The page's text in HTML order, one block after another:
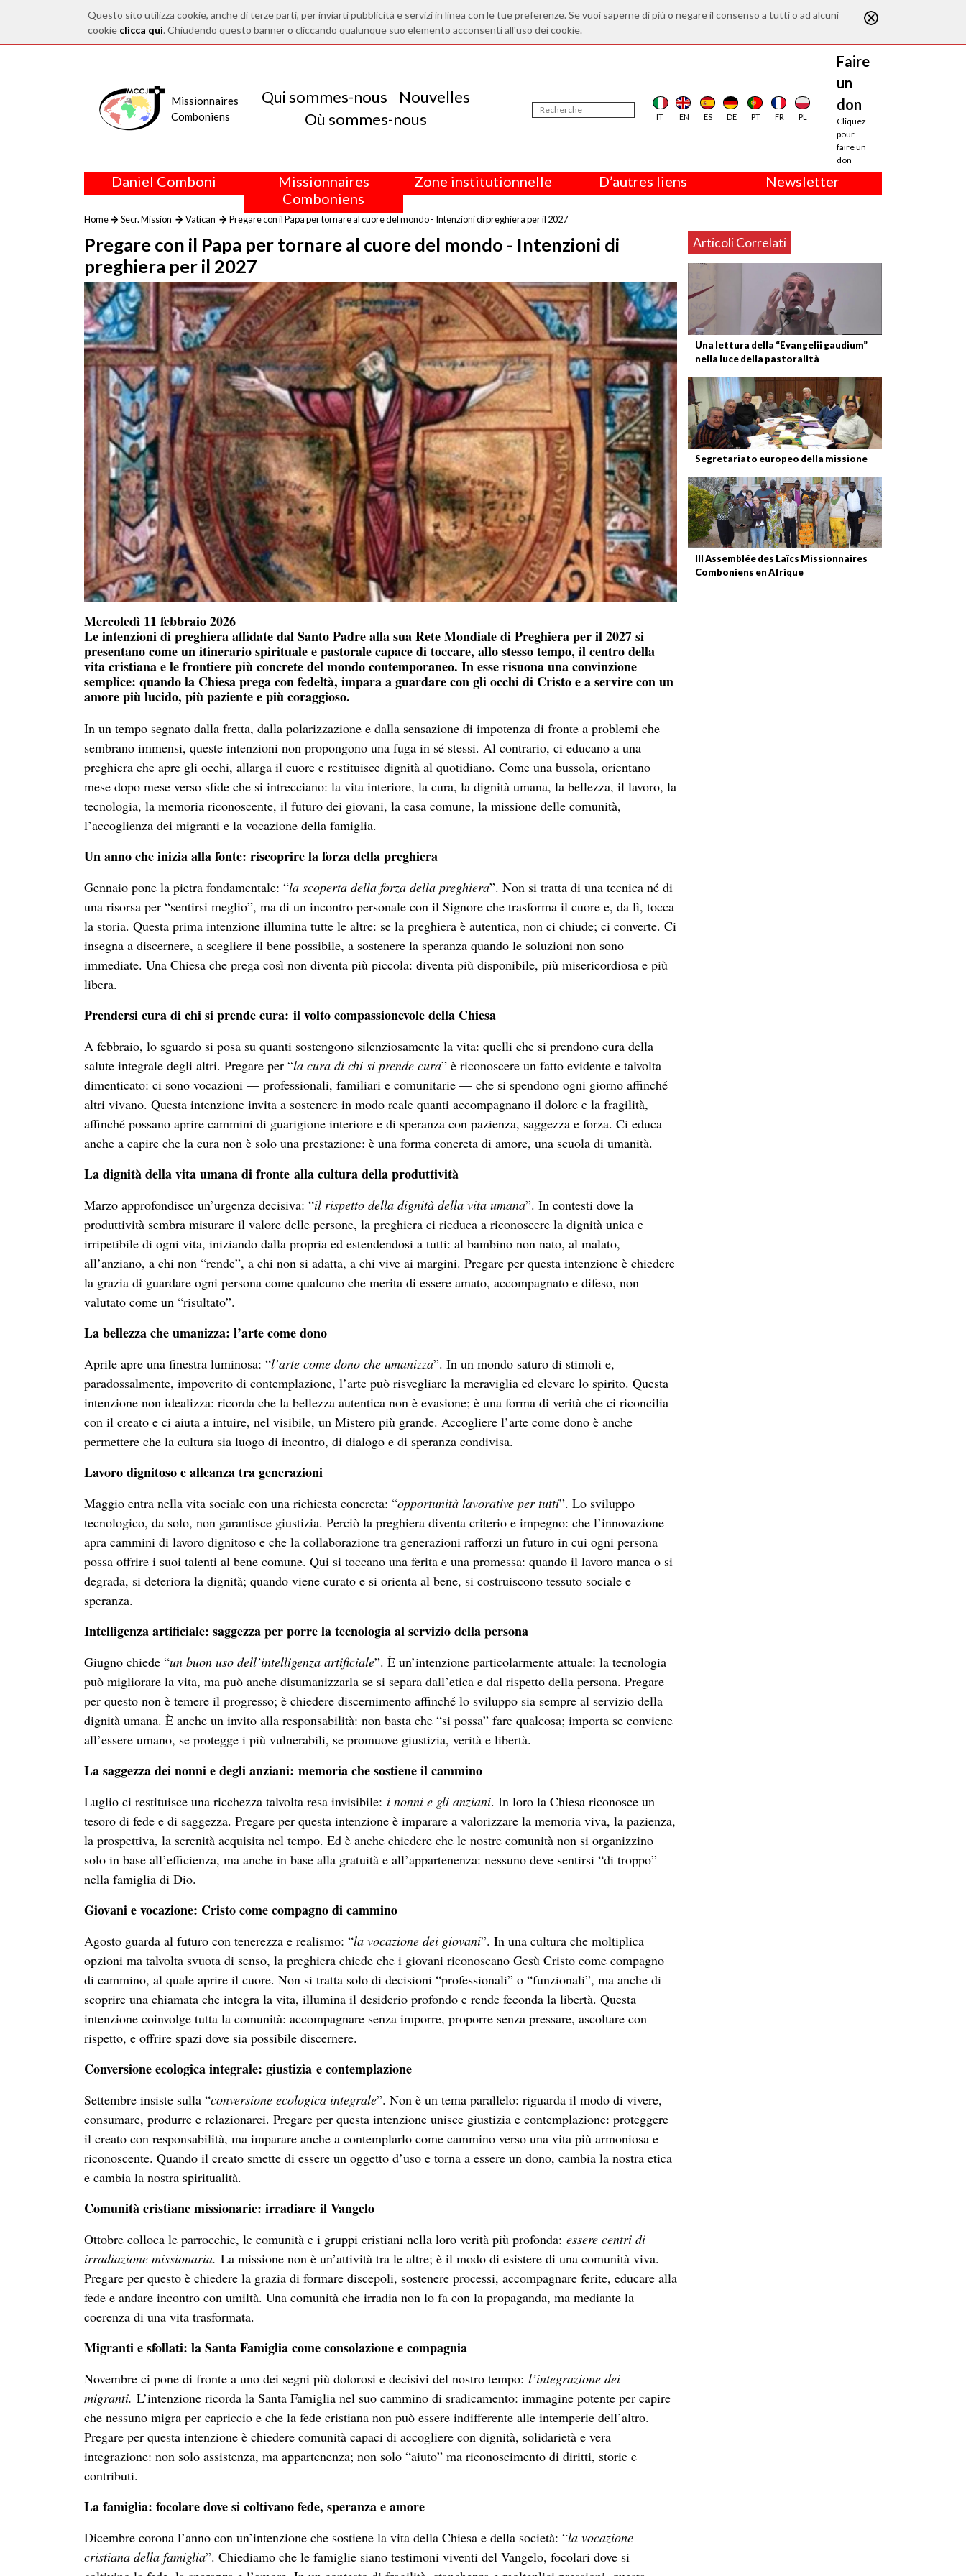
Questo sito utilizza cookie, anche di terze parti, per inviarti pubblicità e servizi in linea con le tue preferenze. Se vuoi saperne di più o negare il consenso a tutti o ad alcuni
cookie clicca qui. Chiudendo questo banner o cliccando qualunque suo elemento acconsenti all'uso dei cookie.
Missionnaires
Comboniens
Qui sommes-nous
Nouvelles
Où sommes-nous
IT EN ES DE PT FR PL
Faire
un
don
Cliquez
pour
faire un
don
Daniel Comboni
Missionnaires
Comboniens
Zone institutionnelle D’autres liens Newsletter
Home Secr. Mission Vatican Pregare con il Papa per tornare al cuore del mondo - Intenzioni di preghiera per il 2027
Pregare con il Papa per tornare al cuore del mondo - Intenzioni di
preghiera per il 2027
Articoli Correlati
Una lettura della “Evangelii gaudium”
nella luce della pastoralità
Segretariato europeo della missione
III Assemblée des Laïcs Missionnaires
Comboniens en Afrique
Mercoledì 11 febbraio 2026
Le intenzioni di preghiera affidate dal Santo Padre alla sua Rete Mondiale di Preghiera per il 2027 si
presentano come un itinerario spirituale e pastorale capace di toccare, allo stesso tempo, il centro della
vita cristiana e le frontiere più concrete del mondo contemporaneo. In esse risuona una convinzione
semplice: quando la Chiesa prega con fedeltà, impara a guardare con gli occhi di Cristo e a servire con un
amore più lucido, più paziente e più coraggioso.
In un tempo segnato dalla fretta, dalla polarizzazione e dalla sensazione di impotenza di fronte a problemi che
sembrano immensi, queste intenzioni non propongono una fuga in sé stessi. Al contrario, ci educano a una
preghiera che apre gli occhi, allarga il cuore e restituisce dignità al quotidiano. Come una bussola, orientano
mese dopo mese verso sfide che si intrecciano: la vita interiore, la cura, la dignità umana, la bellezza, il lavoro, la
tecnologia, la memoria riconoscente, il futuro dei giovani, la casa comune, la missione delle comunità,
l’accoglienza dei migranti e la vocazione della famiglia.
Un anno che inizia alla fonte: riscoprire la forza della preghiera
Gennaio pone la pietra fondamentale: “la scoperta della forza della preghiera”. Non si tratta di una tecnica né di
una risorsa per “sentirsi meglio”, ma di un incontro personale con il Signore che trasforma il cuore e, da lì, tocca
la storia. Questa prima intenzione illumina tutte le altre: se la preghiera è autentica, non ci chiude; ci converte. Ci
insegna a discernere, a scegliere il bene possibile, a sostenere la speranza quando le soluzioni non sono
immediate. Una Chiesa che prega così non diventa più piccola: diventa più disponibile, più misericordiosa e più
libera.
Prendersi cura di chi si prende cura: il volto compassionevole della Chiesa
A febbraio, lo sguardo si posa su quanti sostengono silenziosamente la vita: quelli che si prendono cura della
salute integrale degli altri. Pregare per “la cura di chi si prende cura” è riconoscere un fatto evidente e talvolta
dimenticato: ci sono vocazioni — professionali, familiari e comunitarie — che si spendono ogni giorno affinché
altri vivano. Questa intenzione invita a sostenere in modo reale quanti accompagnano il dolore e la fragilità,
affinché possano aprire cammini di guarigione interiore e di speranza con pazienza, saggezza e forza. Ci educa
anche a capire che la cura non è solo una prestazione: è una forma concreta di amore, una scuola di umanità.
La dignità della vita umana di fronte alla cultura della produttività
Marzo approfondisce un’urgenza decisiva: “il rispetto della dignità della vita umana”. In contesti dove la
produttività sembra misurare il valore delle persone, la preghiera ci rieduca a riconoscere la dignità unica e
irripetibile di ogni vita, iniziando dalla propria ed estendendosi a tutti: al bambino non nato, al malato,
all’anziano, a chi non “rende”, a chi non si adatta, a chi vive ai margini. Pregare per questa intenzione è chiedere
la grazia di guardare ogni persona come qualcuno che merita di essere amato, accompagnato e difeso, non
valutato come un “risultato”.
La bellezza che umanizza: l’arte come dono
Aprile apre una finestra luminosa: “l’arte come dono che umanizza”. In un mondo saturo di stimoli e,
paradossalmente, impoverito di contemplazione, l’arte può risvegliare la meraviglia ed elevare lo spirito. Questa
intenzione non idealizza: ricorda che la bellezza autentica non è evasione; è una forma di verità che ci riconcilia
con il creato e ci aiuta a intuire, nel visibile, un Mistero più grande. Accogliere l’arte come dono è anche
permettere che la cultura sia luogo di incontro, di dialogo e di speranza condivisa.
Lavoro dignitoso e alleanza tra generazioni
Maggio entra nella vita sociale con una richiesta concreta: “opportunità lavorative per tutti”. Lo sviluppo
tecnologico, da solo, non garantisce giustizia. Perciò la preghiera diventa criterio e impegno: che l’innovazione
apra cammini di lavoro dignitoso e che la collaborazione tra generazioni rafforzi un futuro in cui ogni persona
possa offrire i suoi talenti al bene comune. Qui si toccano una ferita e una promessa: quando il lavoro manca o si
degrada, si deteriora la dignità; quando viene curato e si orienta al bene, si costruiscono tessuto sociale e
speranza.
Intelligenza artificiale: saggezza per porre la tecnologia al servizio della persona
Giugno chiede “un buon uso dell’intelligenza artificiale”. È un’intenzione particolarmente attuale: la tecnologia
può migliorare la vita, ma può anche disumanizzarla se si separa dall’etica e dal rispetto della persona. Pregare
per questo non è temere il progresso; è chiedere discernimento affinché lo sviluppo sia sempre al servizio della
dignità umana. È anche un invito alla responsabilità: non basta che “si possa” fare qualcosa; importa se conviene
all’essere umano, se protegge i più vulnerabili, se promuove giustizia, verità e libertà.
La saggezza dei nonni e degli anziani: memoria che sostiene il cammino
Luglio ci restituisce una ricchezza talvolta resa invisibile: i nonni e gli anziani. In loro la Chiesa riconosce un
tesoro di fede e di saggezza. Pregare per questa intenzione è imparare a valorizzare la memoria viva, la pazienza,
la prospettiva, la serenità acquisita nel tempo. Ed è anche chiedere che le nostre comunità non si organizzino
solo in base all’efficienza, ma anche in base alla gratuità e all’appartenenza: nessuno deve sentirsi “di troppo”
nella famiglia di Dio.
Giovani e vocazione: Cristo come compagno di cammino
Agosto guarda al futuro con tenerezza e realismo: “la vocazione dei giovani”. In una cultura che moltiplica
opzioni ma talvolta svuota di senso, la preghiera chiede che i giovani riconoscano Gesù Cristo come compagno
di cammino, al quale aprire il cuore. Non si tratta solo di decisioni “professionali” o “funzionali”, ma anche di
scoprire una chiamata che integra la vita, illumina il desiderio profondo e rende feconda la libertà. Questa
intenzione coinvolge tutta la comunità: accompagnare senza imporre, proporre senza pressare, ascoltare con
rispetto, e offrire spazi dove sia possibile discernere.
Conversione ecologica integrale: giustizia e contemplazione
Settembre insiste sulla “conversione ecologica integrale”. Non è un tema parallelo: riguarda il modo di vivere,
consumare, produrre e relazionarci. Pregare per questa intenzione unisce giustizia e contemplazione: proteggere
il creato con responsabilità, ma imparare anche a contemplarlo come cammino verso una vita più armoniosa e
riconoscente. Quando il creato smette di essere un oggetto d’uso e torna a essere un dono, cambia la nostra etica
e cambia la nostra spiritualità.
Comunità cristiane missionarie: irradiare il Vangelo
Ottobre colloca le parrocchie, le comunità e i gruppi cristiani nella loro verità più profonda: essere centri di
irradiazione missionaria. La missione non è un’attività tra le altre; è il modo di esistere di una comunità viva.
Pregare per questo è chiedere la grazia di formare discepoli, sostenere processi, accompagnare ferite, educare alla
fede e andare incontro con umiltà. Una comunità che irradia non lo fa con la propaganda, ma mediante la
coerenza di una vita trasformata.
Migranti e sfollati: la Santa Famiglia come consolazione e compagnia
Novembre ci pone di fronte a uno dei segni più dolorosi e decisivi del nostro tempo: l’integrazione dei
migranti. L’intenzione ricorda la Santa Famiglia nel suo cammino di sradicamento: immagine potente per capire
che nessuno migra per capriccio e che la fede cristiana non può essere indifferente alle intemperie dell’altro.
Pregare per questa intenzione è chiedere comunità capaci di accogliere con dignità, solidarietà e vera
integrazione: non solo assistenza, ma appartenenza; non solo “aiuto” ma riconoscimento di diritti, storie e
contributi.
La famiglia: focolare dove si coltivano fede, speranza e amore
Dicembre corona l’anno con un’intenzione che sostiene la vita della Chiesa e della società: “la vocazione
cristiana della famiglia”. Chiediamo che le famiglie siano testimoni viventi del Vangelo, focolari dove si